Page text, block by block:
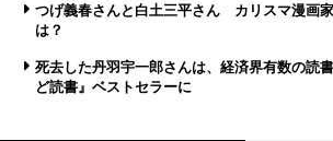
つげ義春さんと白土三平さん カリスマ漫画
は？
死去した丹羽宇一郎さんは、経済界有数の読
ど読書』ベストセラーに